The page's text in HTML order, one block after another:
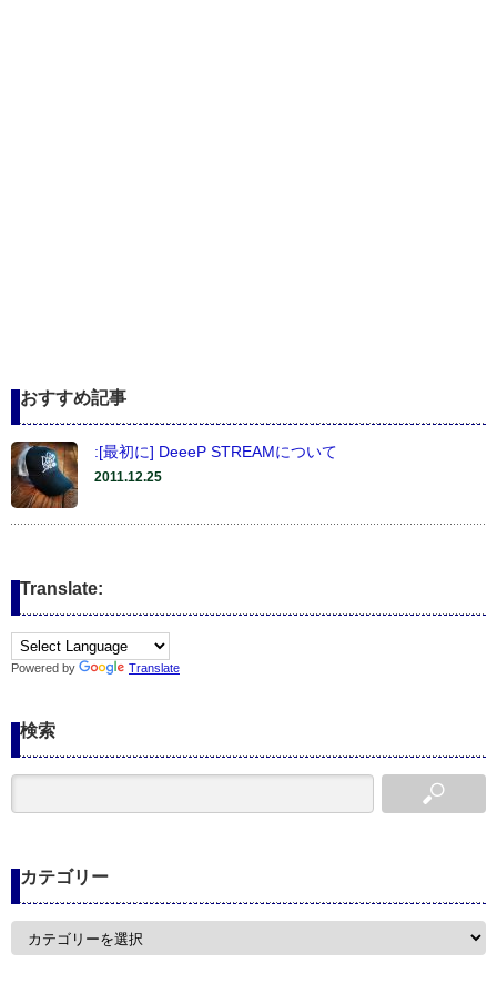
おすすめ記事
:[最初に] DeeeP STREAMについて
2011.12.25
Translate:
Powered by Translate
検索
カテゴリー
カ